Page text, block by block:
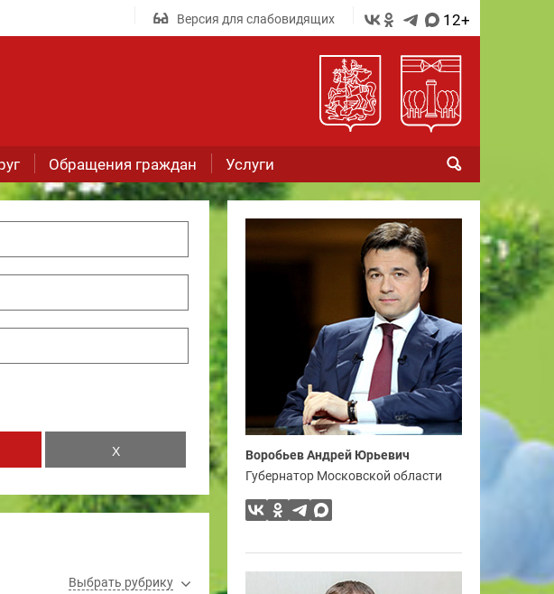
Версия для слабовидящих 12+
Обращения граждан Услуги
Выбрать рубрику
Воробьев Андрей Юрьевич
Губернатор Московской области